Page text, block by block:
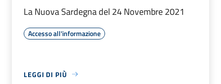
La Nuova Sardegna del 24 Novembre 2021
Accesso all'informazione
LEGGI DI PIÙ